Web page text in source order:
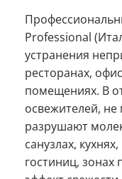
Professional
устранения
ресторанах,
помещениях. В
освежителей,
разрушают
санузлах,
гостиниц, зонах